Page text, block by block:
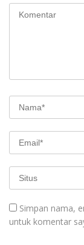
Simpan nama,
untuk komentar